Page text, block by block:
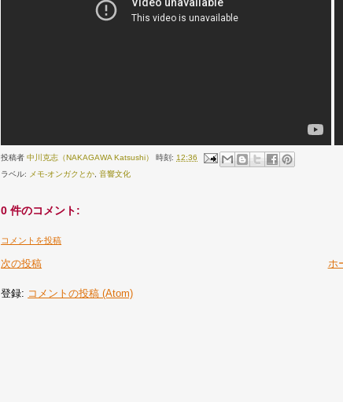
投稿者中川克志（NAKAGAWA Katsushi） 時刻:12:36
ラベル:
メモ-オンガクとか ,音響文化
0 件のコメント:
コメントを投稿
次の投稿 ホ
登録: コメントの投稿 (Atom)